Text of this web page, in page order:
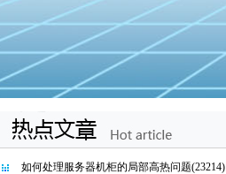
如何处理服务器机柜的局部高热问题(23214)